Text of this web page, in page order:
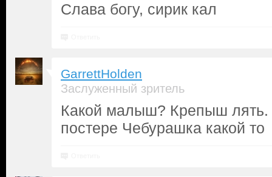
Слава богу, сирик кал
GarrettHolden
Заслуженный зритель
Какой малыш? Крепыш
постере Чебурашка какой то